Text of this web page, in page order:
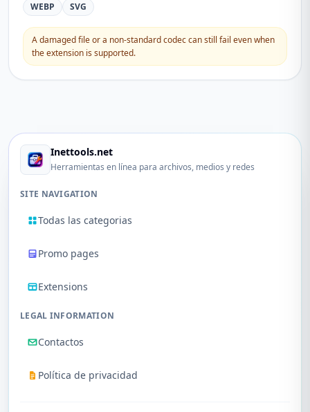
WEBP
SVG
A damaged file or a non-standard codec can still fail even when
the extension is supported.
Inettools.net
Herramientas en línea para archivos, medios y redes
SITE NAVIGATION
Todas las categorias
Promo pages
Extensions
LEGAL INFORMATION
Contactos
Política de privacidad